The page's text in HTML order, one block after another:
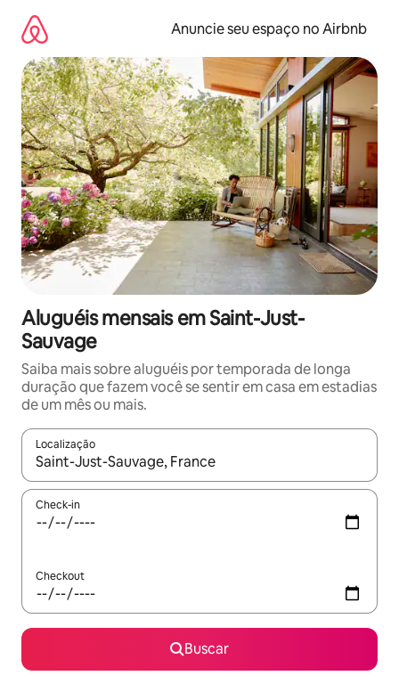
para
conteúdo
Anuncie seu espaço no Airbnb
Aluguéis mensais em Saint-Just-
Sauvage
Saiba mais sobre aluguéis por temporada de longa
duração que fazem você se sentir em casa em estadias
de um mês ou mais.
Localização
Quando os resultados estiverem disponíveis, explore-os
Check-in
Checkout
Buscar